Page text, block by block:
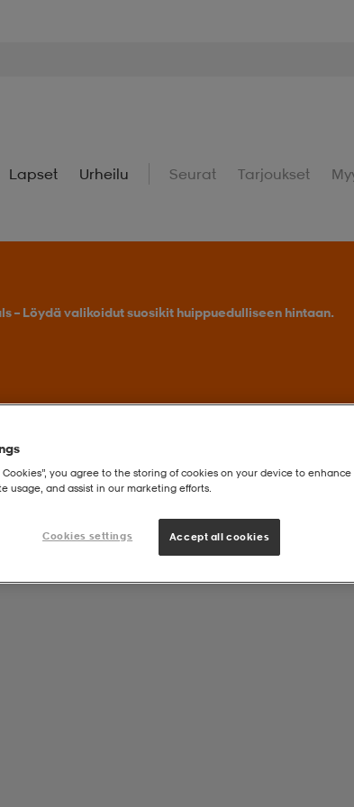
Lapset Urheilu Seurat Tarjoukset
– Löydä valikoidut suosikit huippuedulliseen hintaan.
you agree to the storing of cookies on your device to enhance
usage, and assist in our marketing efforts.
Cookies settings Accept all cookies